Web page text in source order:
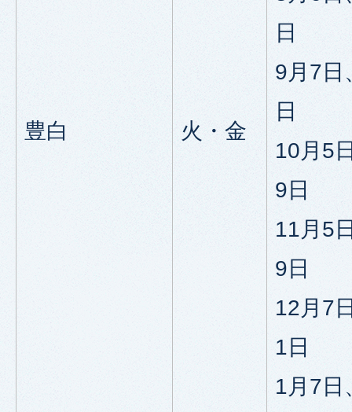
豊白 火・金
日
9月7日
日
10月5
9日
11月5
9日
12月7
1日
1月7日